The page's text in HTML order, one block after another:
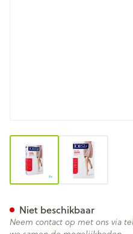
View larger imageView larger
Niet beschikbaar
Neem contact op met ons via